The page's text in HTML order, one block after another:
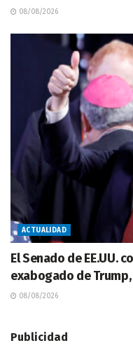
08/08/2026
ACTUALIDAD
El Senado de EE.UU.
exabogado de
08/08/2026
Publicidad